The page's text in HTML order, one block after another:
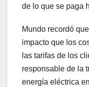
de lo que se paga
Mundo recordó
impacto que los
las tarifas de los
responsable de la
energía eléctrica